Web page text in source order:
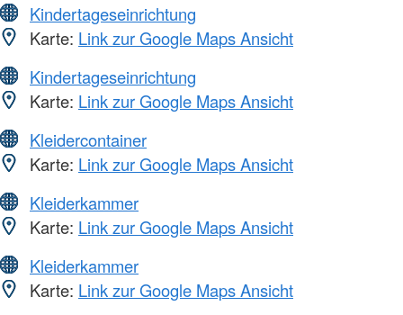
Kindertageseinrichtung
Karte: Link zur Google Maps Ansicht
Kindertageseinrichtung
Karte: Link zur Google Maps Ansicht
Kleidercontainer
Karte: Link zur Google Maps Ansicht
Kleiderkammer
Karte: Link zur Google Maps Ansicht
Kleiderkammer
Karte: Link zur Google Maps Ansicht